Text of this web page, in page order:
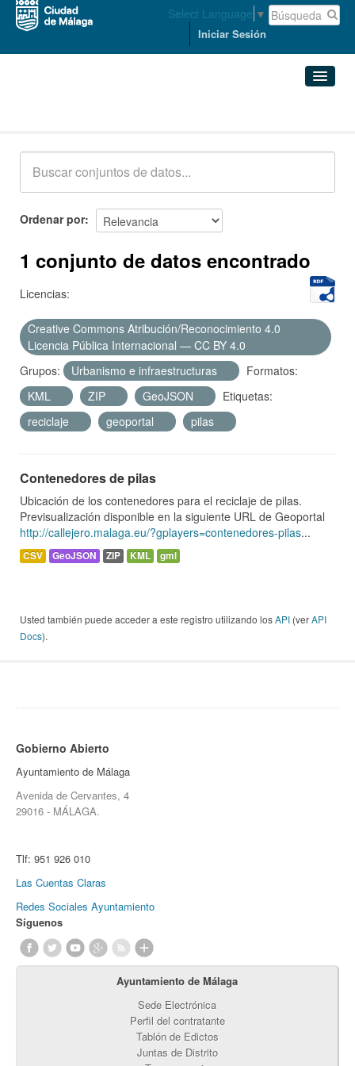
Select Language ▼
Iniciar Sesión
Acerca de
Ordenar por
1 conjunto de datos encontrado
Licencias:
Creative Commons Atribución/Reconocimiento 4.0
Licencia Pública Internacional — CC BY 4.0
Grupos:
Urbanismo e infraestructuras
Formatos:
KML
ZIP GeoJSON
Etiquetas:
reciclaje
geoportal pilas
Contenedores de pilas
Ubicación de los contenedores para el reciclaje de pilas.
Previsualización disponible en la siguiente URL de Geoportal
http://callejero.malaga.eu/?gplayers=contenedores-pilas...
CSV GeoJSON ZIP KML gml
Usted también puede acceder a este registro utilizando losAPI (verAPI
Docs).
Gobierno Abierto
Ayuntamiento de Málaga
Avenida de Cervantes, 4
29016 - MÁLAGA.
Tlf: 951 926 010
Las Cuentas Claras
Redes Sociales Ayuntamiento
Síguenos
Ayuntamiento de Málaga
Sede Electrónica
Perfil del contratante
Tablón de Edictos
Juntas de Distrito